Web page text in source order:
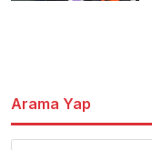
Arama Yap